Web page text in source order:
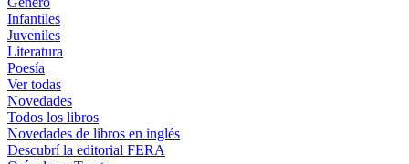
Infantiles
Juveniles
Literatura
Poesía
Ver todas
Novedades
Todos los libros
Novedades de libros en inglés
Descubrí la editorial FERA